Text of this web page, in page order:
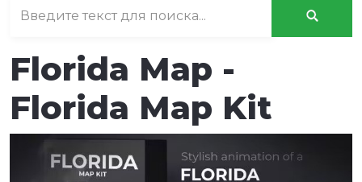
Florida Map -
Florida Map Kit